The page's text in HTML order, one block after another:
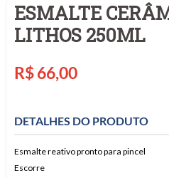
ESMALTE
LITHOS 250ML
Preço
R$ 66,00
DETALHES DO PRODUTO
Esmalte reativo pronto para pincel
Escorre